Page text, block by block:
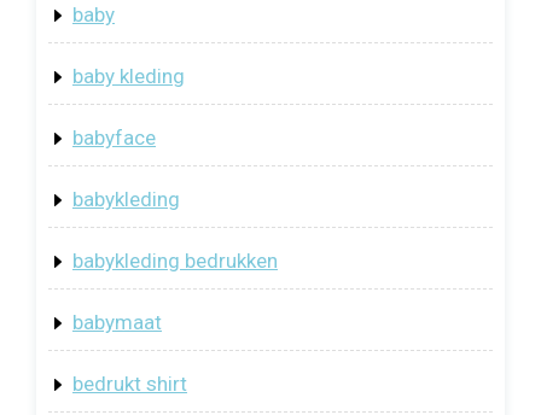
baby
baby kleding
babyface
babykleding
babykleding bedrukken
babymaat
bedrukt shirt